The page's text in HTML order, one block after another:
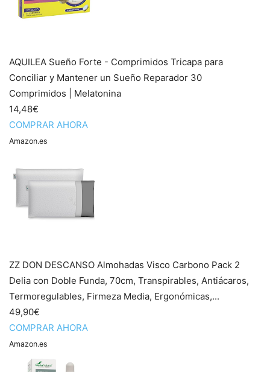
AQUILEA Sueño Forte - Comprimidos Tricapa para
Conciliar y Mantener un Sueño Reparador 30
Comprimidos | Melatonina
14,48€
COMPRAR AHORA
Amazon.es
ZZ DON DESCANSO Almohadas Visco Carbono Pack 2
Delia con Doble Funda, 70cm, Transpirables, Antiácaros,
Termoregulables, Firmeza Media, Ergonómicas,...
49,90€
COMPRAR AHORA
Amazon.es